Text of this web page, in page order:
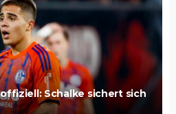
Schalke sichert sich